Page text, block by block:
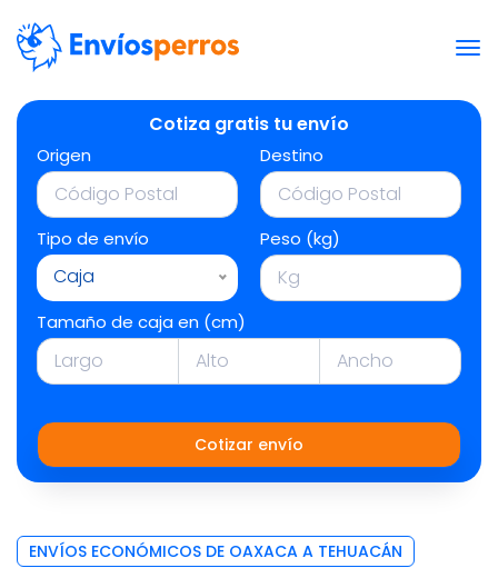
Cotiza gratis tu envío
Origen Destino
Tipo de envío
Caja
Peso (kg)
Tamaño de caja en (cm)
Cotizar envío
ENVÍOS ECONÓMICOS DE OAXACA A TEHUACÁN